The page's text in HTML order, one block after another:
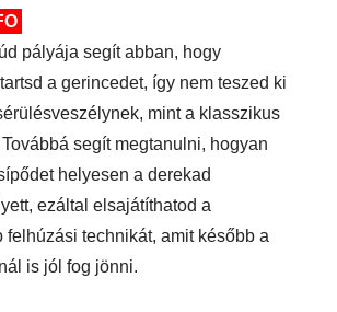
pályája segít abban, hogy
a gerincedet, így nem teszed ki
mint a klasszikus
segít megtanulni, hogyan
helyesen a derekad
ezáltal elsajátíthatod a
felhúzási technikát, amit később a
is jól fog jönni.